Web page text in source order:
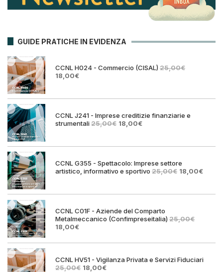
GUIDE PRATICHE IN EVIDENZA
CCNL H024 - Commercio (CISAL) 25,00€
Il
era:
18,00€Il
è:
CCNL J241 - Imprese creditizie finanziarie e
strumentali25,00€ Il
era:
18,00€Il
è:
CCNL G355 - Spettacolo: Imprese settore
artistico, informativo e sportivo 25,00€ Il
era:
18,00€Il
è:
CCNL C01F - Aziende del Comparto
Metalmeccanico (Confimpreseitalia) 25,00€
Il
originale
25,00€.
18,00€Il
attuale
18,00€.
CCNL HV51 - Vigilanza Privata e Servizi Fiduciari
25,00€ Il18,00€Il